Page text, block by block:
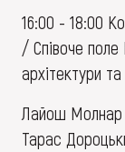
16:00 - 18:00
/ Співоче
архітектури
Лайош Молнар
Тарас